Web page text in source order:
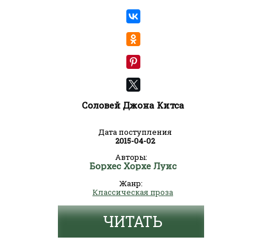
Соловей Джона Китса
Дата поступления
2015-04-02
Авторы:
Борхес Хорхе Луис
Жанр:
Классическая проза
ЧИТАТЬ